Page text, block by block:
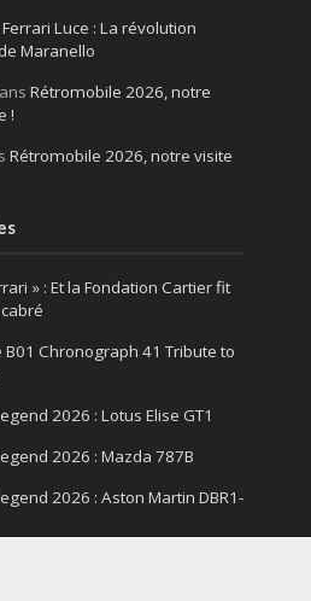
Ferrari Luce : La révolution
Maranello
Rétromobile 2026, notre
!
Rétromobile 2026, notre visite
» : Et la Fondation Cartier fit
B01 Chronograph 41 Tribute to
2026 : Lotus Elise GT1
2026 : Mazda 787B
2026 : Aston Martin DBR1-